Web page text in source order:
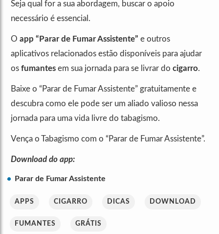
Seja qual for a sua abordagem, buscar o apoio
necessário é essencial.
O app “Parar de Fumar Assistente” e outros
aplicativos relacionados estão disponíveis para ajudar
os fumantes em sua jornada para se livrar do cigarro.
Baixe o “Parar de Fumar Assistente” gratuitamente e
descubra como ele pode ser um aliado valioso nessa
jornada para uma vida livre do tabagismo.
Vença o Tabagismo com o “Parar de Fumar Assistente”.
Download do app:
Parar de Fumar Assistente
APPS CIGARRO DICAS DOWNLOAD
FUMANTES GRÁTIS